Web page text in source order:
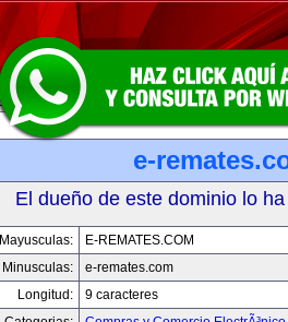
e-
El dueño de este dominio lo
Mayusculas:
E-REMATES.COM
Minusculas:
e-remates.com
Longitud:
9 caracteres